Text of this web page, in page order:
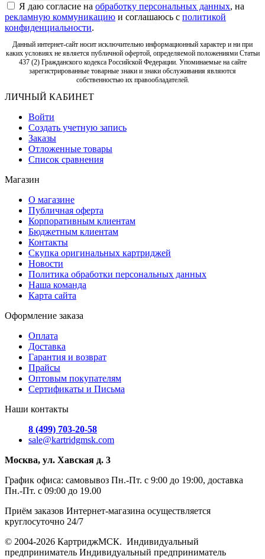
Я даю согласие на обработку персональных данных, на
рекламную коммуникацию и соглашаюсь с политикой
конфиденциальности.
Данный интернет-сайт носит исключительно информационный характер и ни при
каких условиях не является публичной офертой, определяемой положениями Статьи
437 (2) Гражданского кодекса Российской Федерации. Упоминаемые на сайте
зарегистрированные товарные знаки и знаки обслуживания являются
собственностью их правообладателей.
ЛИЧНЫЙ КАБИНЕТ
Войти
Создать учетную запись
Заказы
Отложенные товары
Список сравнения
Магазин
О магазине
Публичная оферта
Корпоративным клиентам
Бюджетным клиентам
Контакты
Скупка оригинальных картриджей
Новости
Политика обработки персональных данных
Наша команда
Карта сайта
Оформление заказа
Оплата
Доставка
Гарантия и возврат
Прайсы
Оптовым покупателям
Сертификаты и Письма
Наши контакты
8 (499) 703-20-58
sale@kartridgmsk.com
Москва, ул. Хавская д. 3
График офиса: самовывоз Пн.-Пт. с 9:00 до 19:00, доставка
Пн.-Пт. с 09:00 до 19.00
Приём заказов Интернет-магазина осуществляется
круглосуточно 24/7
© 2004-2026 КартриджМСК. Индивидуальный
предприниматель Индивидуальный предприниматель